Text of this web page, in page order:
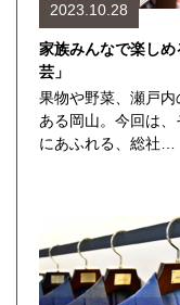
2023.10.28
家族みんなで楽し
芸」
果物や野菜、瀬戸
ある岡山。今回は
にあふれる、総社…